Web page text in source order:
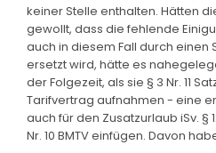
keiner Stelle enthalten. Hätten
gewollt, dass die fehlende
auch in diesem Fall durch einen
ersetzt wird, hätte es
der Folgezeit, als sie § 3 Nr. 11
Tarifvertrag aufnahmen - eine
auch für den Zusatzurlaub iSv. §
Nr. 10 BMTV einfügen. Davon